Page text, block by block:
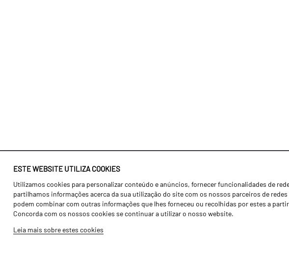
ESTE WEBSITE UTILIZA COOKIES
Utilizamos cookies para personalizar conteúdo e anúncios, fornecer funcionalidades de
partilhamos informações acerca da sua utilização do site com os nossos parceiros de
podem combinar com outras informações que lhes forneceu ou recolhidas por estes a
Concorda com os nossos cookies se continuar a utilizar o nosso website.
Leia mais sobre estes cookies
Identidade
História
Fábrica / Produção
Recursos Humanos
Agricultura
Transportes
Gama Floresta